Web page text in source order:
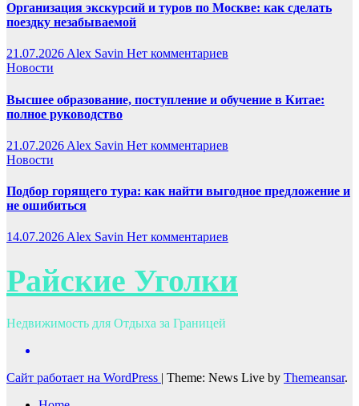
Организация экскурсий и туров по Москве: как сделать
поездку незабываемой
21.07.2026 Alex Savin Нет комментариев
Новости
Высшее образование, поступление и обучение в Китае:
полное руководство
21.07.2026 Alex Savin Нет комментариев
Новости
Подбор горящего тура: как найти выгодное предложение и
не ошибиться
14.07.2026Alex Savin Нет комментариев
Райские Уголки
Недвижимость для Отдыха за Границей
Сайт работает на WordPress | Theme: News Live by Themeansar.